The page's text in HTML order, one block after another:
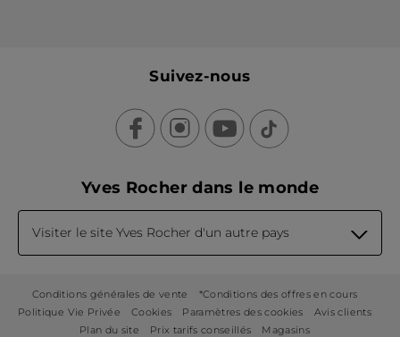
Suivez-nous
Yves Rocher dans le monde
Visiter le site Yves Rocher d'un autre pays
Conditions générales de vente
*Conditions des offres en cours
Politique Vie Privée
Cookies Paramètres des cookies
Avis clients
Plan du site
Prix tarifs conseillés Magasins